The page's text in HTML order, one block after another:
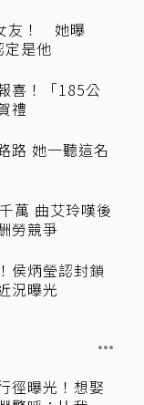
友！ 她曝
定是他
喜！「185公
禮
路 她一聽這名
萬 曲艾玲嘆後
勞競爭
侯炳瑩認封鎖
況曝光
徑曝光！想娶